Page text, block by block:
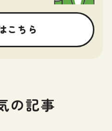
こちら
の記事